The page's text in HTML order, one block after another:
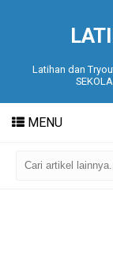
Latihan dan
MENU